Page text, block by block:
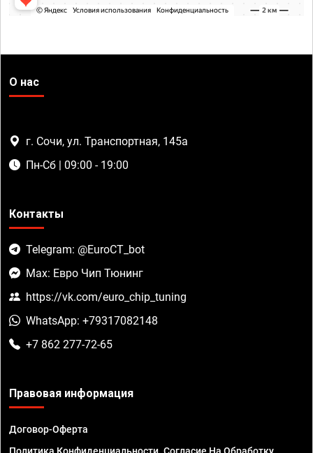
О нас
г. Сочи, ул. Транспортная, 145а
Пн-Сб | 09:00 - 19:00
Контакты
Telegram: @EuroCT_bot
Max: Евро Чип Тюнинг
https://vk.com/euro_chip_tuning
WhatsApp: +79317082148
+7 862 277-72-65
Правовая информация
Договор-Оферта